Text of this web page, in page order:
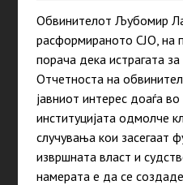
Обвинителот Љубомир
расформираното СЈО, на
порача дека истрагата
Отчетноста на
јавниот интерес доаѓа
институцијата одмолче
случувања кои засегаат
извршната власт и
намерата е да се